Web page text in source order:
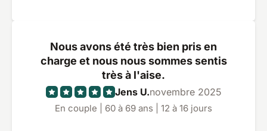
Nous avons été très bien pris en
charge et nous nous sommes sentis
très à l'aise.
Jens U.novembre 2025
En couple | 60 à 69 ans | 12 à 16 jours